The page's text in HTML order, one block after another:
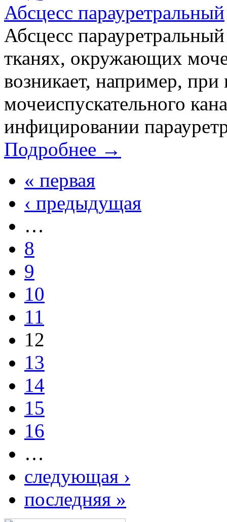
Абсцесс парауретральный
Абсцесс
тканях, окружающих
возникает, например, при
мочеиспускательного
инфицировании
Подробнее →
« первая
‹ предыдущая
…
8
9
10
11
12
13
14
15
16
…
следующая ›
последняя »